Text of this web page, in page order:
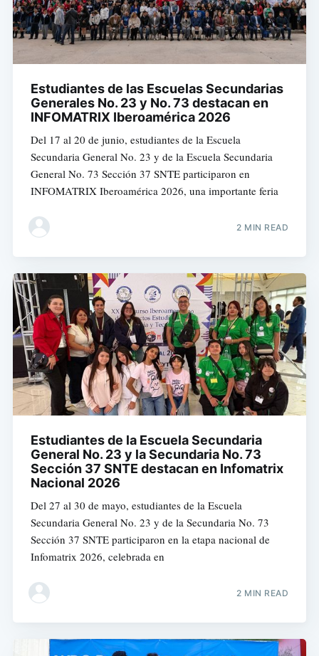
Estudiantes de las Escuelas Secundarias
Generales No. 23 y No. 73 destacan en
INFOMATRIX Iberoamérica 2026
Del 17 al 20 de junio, estudiantes de la Escuela
Secundaria General No. 23 y de la Escuela Secundaria
General No. 73 Sección 37 SNTE participaron en
INFOMATRIX Iberoamérica 2026, una importante feria
2 MIN READ
Estudiantes de la Escuela Secundaria
General No. 23 y la Secundaria No. 73
Sección 37 SNTE destacan en Infomatrix
Nacional 2026
Del 27 al 30 de mayo, estudiantes de la Escuela
Secundaria General No. 23 y de la Secundaria No. 73
Sección 37 SNTE participaron en la etapa nacional de
Infomatrix 2026, celebrada en
2 MIN READ